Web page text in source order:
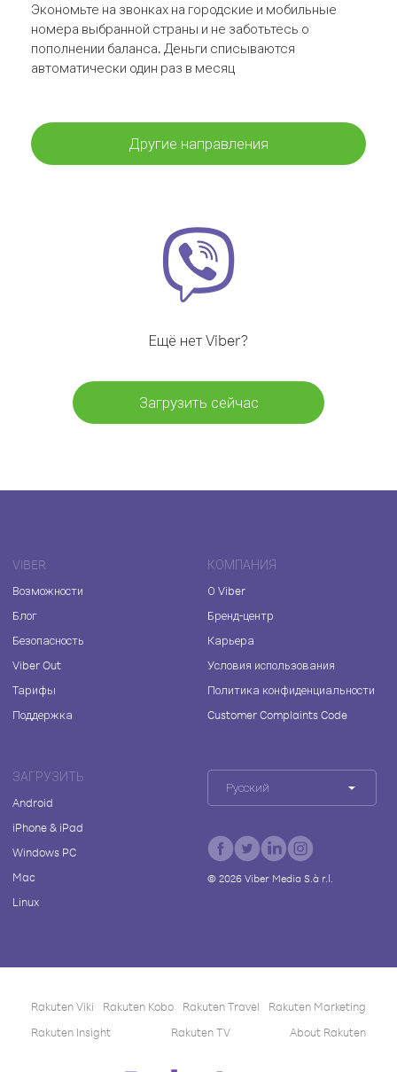
Экономьте на звонках на городские и мобильные
номера выбранной страны и не заботьтесь о
пополнении баланса. Деньги списываются
автоматически один раз в месяц
Другие направления
Ещё нет Viber?
Загрузить сейчас
VIBER
Возможности
Блог
Безопасность
Viber Out
Тарифы
Поддержка
КОМПАНИЯ
О Viber
Бренд-центр
Карьера
Условия использования
Политика конфиденциальности
Customer Complaints Code
ЗАГРУЗИТЬ
Android
iPhone & iPad
Windows PC
Mac
Linux
Русский
© 2026Viber Media S.à r.l.
Rakuten Viki Rakuten Kobo Rakuten Travel
Rakuten Marketing
Rakuten Insight
Rakuten TV About Rakuten